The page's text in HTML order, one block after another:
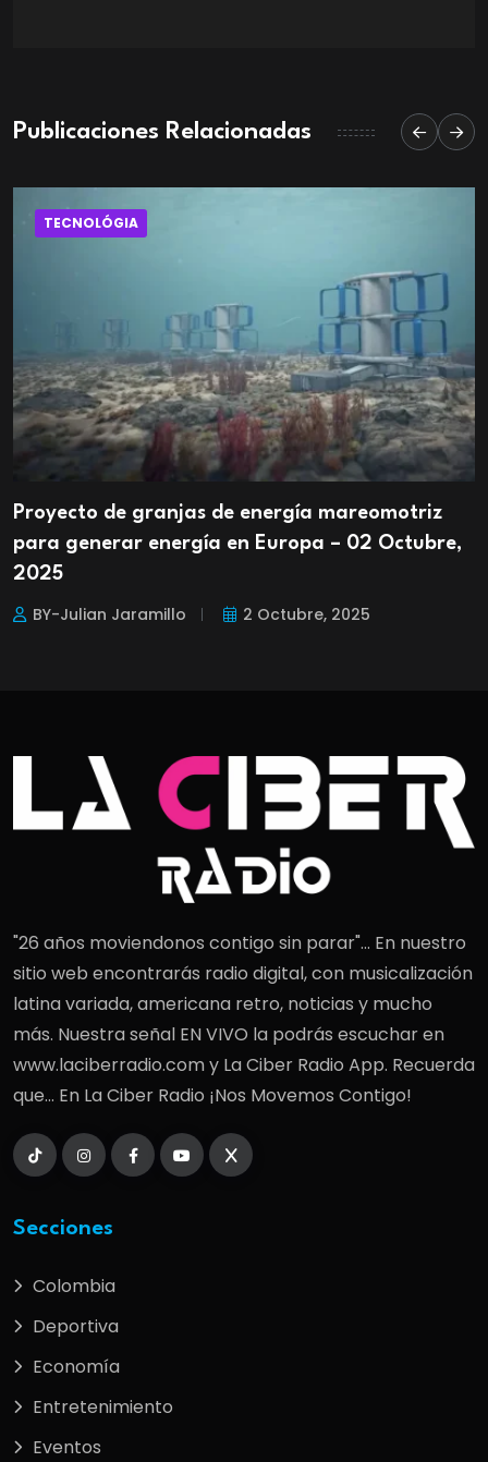
Publicaciones Relacionadas
TECNOLÓGIA
Proyecto de granjas de energía mareomotriz
para generar energía en Europa – 02 Octubre,
2025
BY-Julian Jaramillo 2 Octubre, 2025
"26 años moviendonos contigo sin parar"... En nuestro
sitio web encontrarás radio digital, con musicalización
latina variada, americana retro, noticias y mucho
más. Nuestra señal EN VIVO la podrás escuchar en
www.laciberradio.com y La Ciber Radio App. Recuerda
que... En La Ciber Radio ¡Nos Movemos Contigo!
Secciones
Colombia
Deportiva
Economía
Entretenimiento
Eventos